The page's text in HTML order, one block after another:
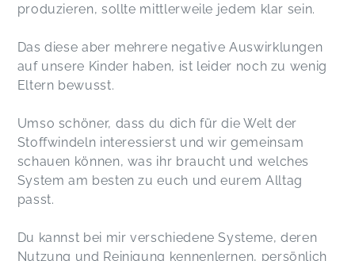
produzieren, sollte mittlerweile jedem klar sein.
Das diese aber mehrere negative Auswirklungen
auf unsere Kinder haben, ist leider noch zu wenig
Eltern bewusst.
Umso schöner, dass du dich für die Welt der
Stoffwindeln interessierst und wir gemeinsam
schauen können, was ihr braucht und welches
System am besten zu euch und eurem Alltag
passt.
Du kannst bei mir verschiedene Systeme, deren
Nutzung und Reinigung kennenlernen, persönlich